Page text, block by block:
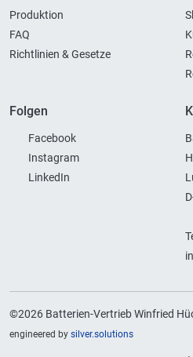
Produktion
FAQ
Richtlinien & Gesetze
Folgen
Facebook
Instagram
LinkedIn
©2026 Batterien-Vertrieb Winfried
engineered by silver.solutions